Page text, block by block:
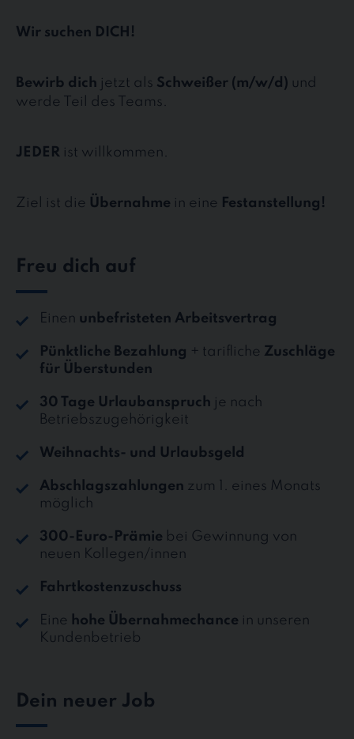
Wir suchen DICH!
Bewirb dich jetzt als Schweißer (m/w/d) und
werde Teil des Teams.
JEDER ist willkommen.
Ziel ist die Übernahme in eine Festanstellung!
Freu dich auf
Einen unbefristeten Arbeitsvertrag
Pünktliche Bezahlung + tarifliche Zuschläge
für Überstunden
30 Tage Urlaubanspruch je nach
Betriebszugehörigkeit
Weihnachts- und Urlaubsgeld
Abschlagszahlungen zum 1. eines Monats
möglich
300-Euro-Prämie bei Gewinnung von
neuen Kollegen/innen
Fahrtkostenzuschuss
Eine hohe Übernahmechance in unseren
Kundenbetrieb
Dein neuer Job